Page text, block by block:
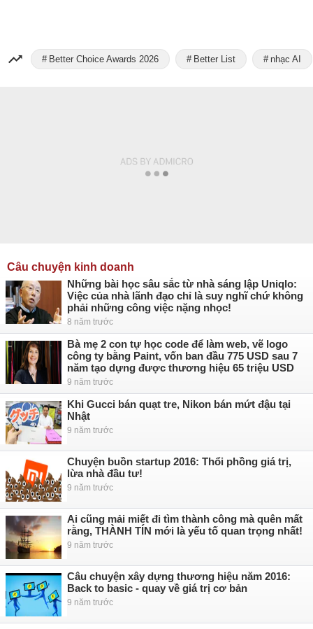
Better Choice Awards 2026 Better List nhạc AI
Câu chuyện kinh doanh
Những bài học sâu sắc từ nhà sáng lập Uniqlo:
Việc của nhà lãnh đạo chỉ là suy nghĩ chứ không
phải những công việc nặng nhọc!
8 năm trước
Bà mẹ 2 con tự học code để làm web, vẽ logo
công ty bằng Paint, vốn ban đầu 775 USD sau 7
năm tạo dựng được thương hiệu 65 triệu USD
9 năm trước
Khi Gucci bán quạt tre, Nikon bán mứt đậu tại
Nhật
9 năm trước
Chuyện buồn startup 2016: Thổi phồng giá trị,
lừa nhà đầu tư!
9 năm trước
Ai cũng mải miết đi tìm thành công mà quên mất
rằng, THÀNH TÍN mới là yếu tố quan trọng nhất!
9 năm trước
Câu chuyện xây dựng thương hiệu năm 2016:
Back to basic - quay về giá trị cơ bản
9 năm trước